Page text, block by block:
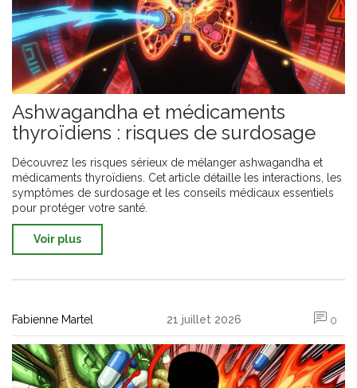
Ashwagandha et médicaments
thyroïdiens : risques de surdosage
Découvrez les risques sérieux de mélanger ashwagandha et
médicaments thyroïdiens. Cet article détaille les interactions, les
symptômes de surdosage et les conseils médicaux essentiels
pour protéger votre santé.
Voir plus
Fabienne Martel 21 juillet 2026 0